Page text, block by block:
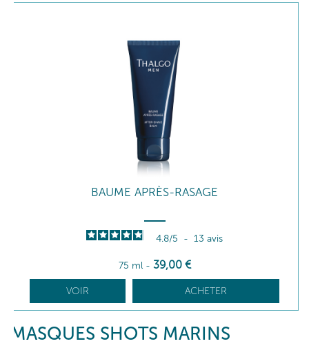
BAUME APRÈS-RASAGE
4.8/5 - 13 avis
75 ml - 39,00 €
VOIR ACHETER
MASQUES SHOTS MARINS